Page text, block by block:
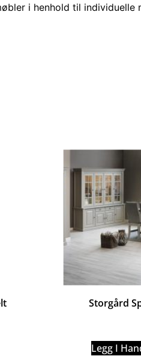
i henhold til individuelle
Storgård
Legg I